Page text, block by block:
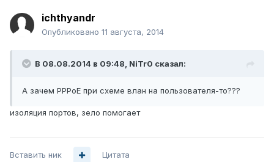
ichthyandr
Опубликовано 11 августа, 2014
В 08.08.2014 в 09:48, NiTr0 сказал:
А зачем PPPoE при схеме влан на пользователя-то???
изоляция портов, зело помогает
Вставить ник Цитата